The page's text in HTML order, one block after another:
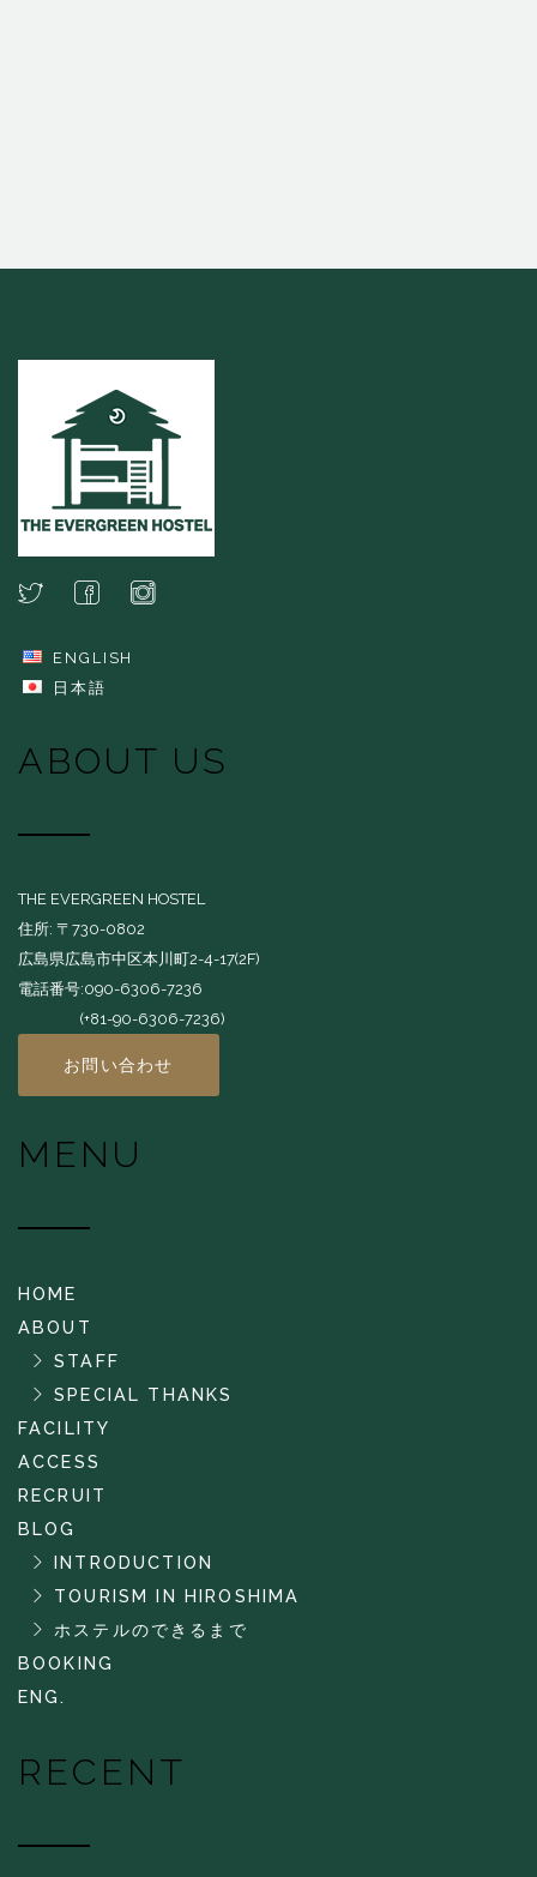
ENGLISH
日本語
ABOUT US
THE EVERGREEN HOSTEL
住所: 〒730-0802
広島県広島市中区本川町2-4-17(2F)
電話番号:090-6306-7236
(+81-90-6306-7236)
お問い合わせ
MENU
HOME
ABOUT
STAFF
SPECIAL THANKS
FACILITY
ACCESS
RECRUIT
BLOG
INTRODUCTION
TOURISM IN HIROSHIMA
ホステルのできるまで
BOOKING
ENG.
RECENT